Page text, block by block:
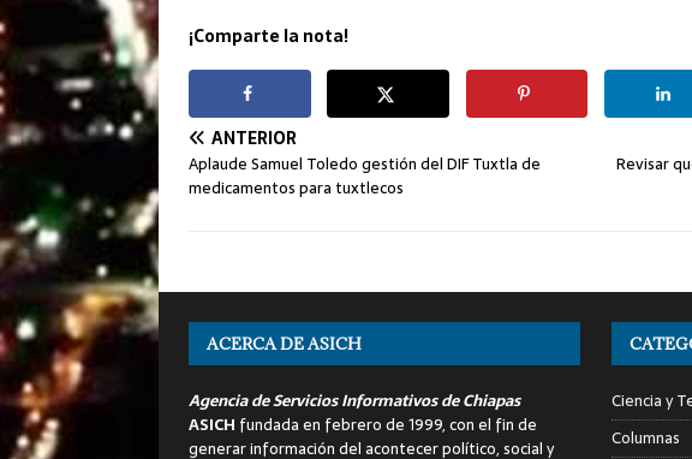
¡Comparte la nota!
ANTERIOR
Aplaude Samuel Toledo gestión del DIF Tuxtla de
medicamentos para tuxtlecos
Revisar
ACERCA DE ASICH
Agencia de Servicios Informativos de Chiapas
ASICH fundada en febrero de 1999, con el fin de
generar información del acontecer político, social y
Ciencia y
Columnas